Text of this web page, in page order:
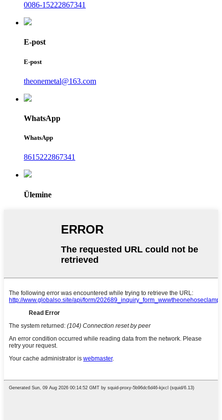
0086-15222867341
E-post
E-post
theonemetal@163.com
WhatsApp
WhatsApp
8615222867341
Ülemine